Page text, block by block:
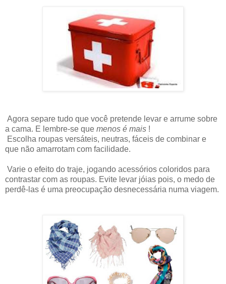
Agora separe tudo que você pretende levar e arrume sobre
a cama. E lembre-se que menos é mais !
Escolha roupas versáteis, neutras, fáceis de combinar e
que não amarrotam com facilidade.
Varie o efeito do traje, jogando acessórios coloridos para
contrastar com as roupas. Evite levar jóias pois, o medo de
perdê-las é uma preocupação desnecessária numa viagem.